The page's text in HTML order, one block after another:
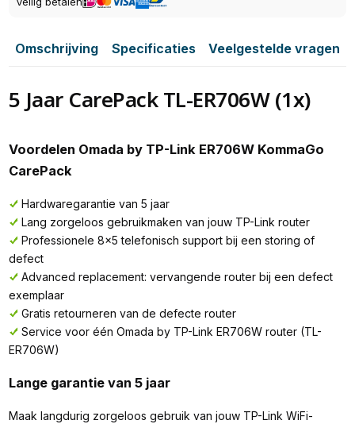
Omschrijving Specificaties Veelgestelde vragen
5 Jaar CarePack TL-ER706W (1x)
Voordelen Omada by TP-Link ER706W KommaGo
CarePack
Hardwaregarantie van 5 jaar
Lang zorgeloos gebruikmaken van jouw TP-Link router
Professionele 8x5 telefonisch support bij een storing of
defect
Advanced replacement: vervangende router bij een defect
exemplaar
Gratis retourneren van de defecte router
Service voor één Omada by TP-Link ER706W router (TL-
ER706W)
Lange garantie van 5 jaar
Maak langdurig zorgeloos gebruik van jouw TP-Link WiFi-